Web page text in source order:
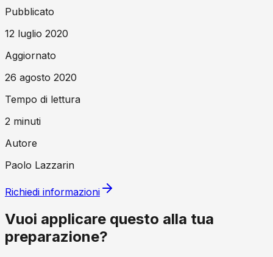
Pubblicato
12 luglio 2020
Aggiornato
26 agosto 2020
Tempo di lettura
2 minuti
Autore
Paolo Lazzarin
Richiedi informazioni
Vuoi applicare questo alla tua
preparazione?